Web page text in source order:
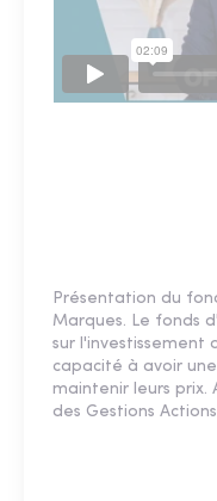
Présentation du
Marques. Le fonds
sur l'investissement
capacité à avoir
maintenir leurs prix.
des Gestions